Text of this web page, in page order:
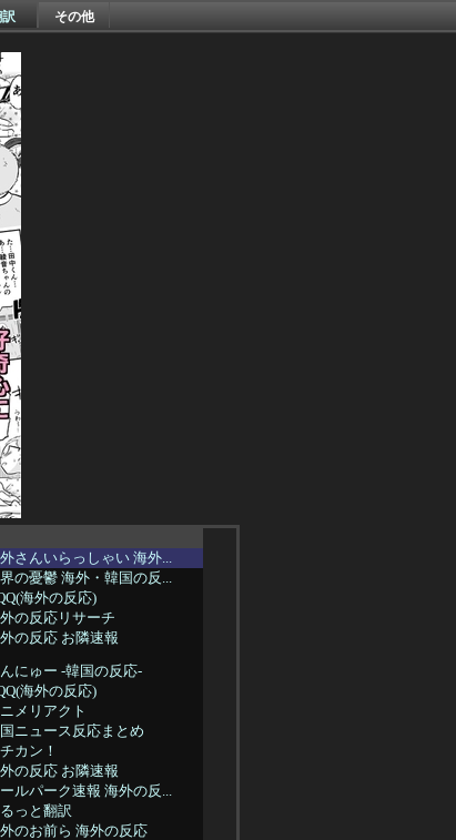
その他
さんいらっしゃい 海外...
の憂鬱 海外・韓国の反...
海外の反応)
の反応リサーチ
の反応 お隣速報
にゅー -韓国の反応-
海外の反応)
メリアクト
ニュース反応まとめ
カン！
の反応 お隣速報
ルパーク速報 海外の反...
っと翻訳
のお前ら 海外の反応